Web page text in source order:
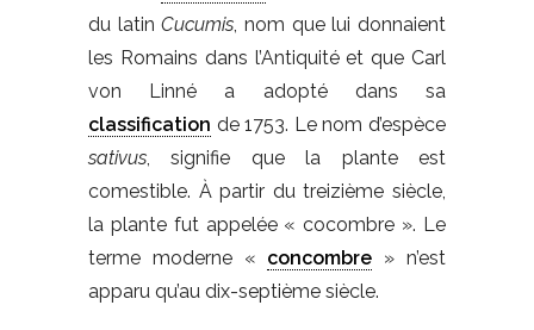
du latinCucumis , nom que lui donnaient
les Romains dans l’Antiquité et que Carl
von Linné a adopté dans sa
classification de 1753. Le nom d’espèce
sativus , signifie que la plante est
comestible. À partir du treizième siècle,
la plante fut appelée « cocombre ». Le
terme moderne « concombre » n’est
apparu qu’au dix-septième siècle.